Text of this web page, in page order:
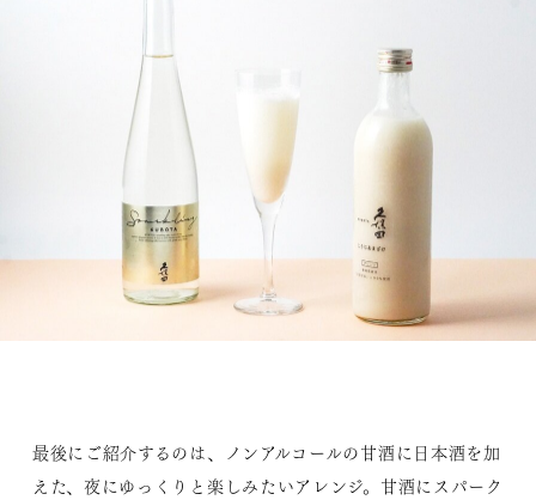
最後にご紹介するのは、ノンアルコールの甘酒に日本酒を加
えた、夜にゆっくりと楽しみたいアレンジ。甘酒にスパーク